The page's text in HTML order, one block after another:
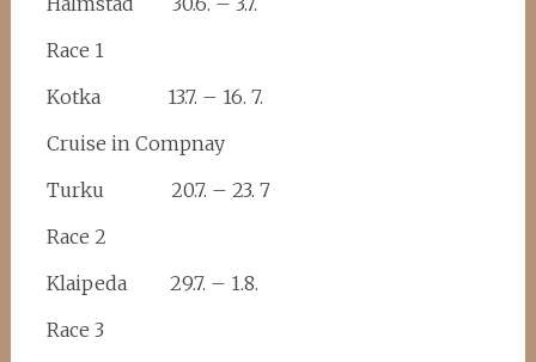
Race 1
Kotka 13.7. – 16. 7.
Cruise in Compnay
Turku 20.7. – 23. 7
Race 2
Klaipeda 29.7. – 1.8.
Race 3